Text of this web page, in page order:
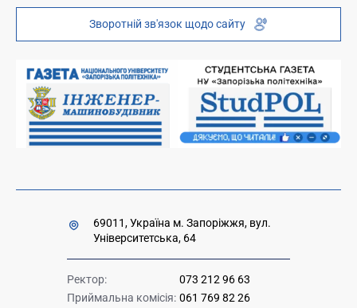
Інституційний репозиторій
Молодіжний хаб «FREETIME»
Платні послуги
Накази та розпорядження для оприлюднення
Міністерство освіти і науки України
Урядова "гаряча лінія" 1545
Зворотній зв'язок щодо сайту
69011, Україна м. Запоріжжя, вул.
Університетська, 64
Ректор:
073 212 96 63
Приймальна комісія: 061 769 82 26